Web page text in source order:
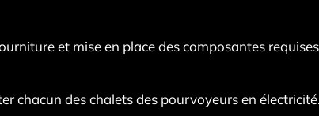
et mise en place des composantes requises
chacun des chalets des pourvoyeurs en électricité.